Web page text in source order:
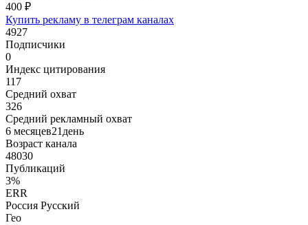
400 ₽
Купить рекламу в телеграм каналах
4927
Подписчики
0
Индекс цитирования
117
Средний охват
326
Средний рекламный охват
6 месяцев21день
Возраст канала
48030
Публикаций
3%
ERR
Россия Русский
Гео